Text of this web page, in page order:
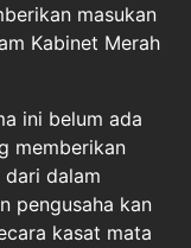
masukan
Kabinet Merah
ini belum ada
memberikan
dari dalam
pengusaha kan
kasat mata